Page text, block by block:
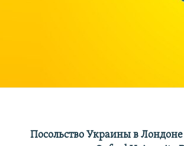
Посольство Украины в